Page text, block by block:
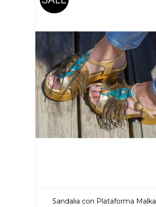
Sandalia con Plataforma Malka